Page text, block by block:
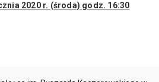
2020 r. (środa) godz. 16:30